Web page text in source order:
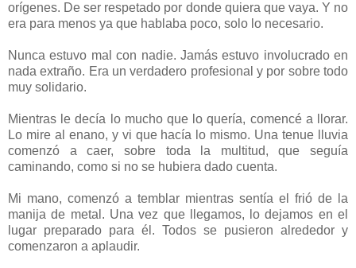
orígenes. De ser respetado por donde quiera que vaya. Y no
era para menos ya que hablaba poco, solo lo necesario.
Nunca estuvo mal con nadie. Jamás estuvo involucrado en
nada extraño. Era un verdadero profesional y por sobre todo
muy solidario.
Mientras le decía lo mucho que lo quería, comencé a llorar.
Lo mire al enano, y vi que hacía lo mismo. Una tenue lluvia
comenzó a caer, sobre toda la multitud, que seguía
caminando, como si no se hubiera dado cuenta.
Mi mano, comenzó a temblar mientras sentía el frió de la
manija de metal. Una vez que llegamos, lo dejamos en el
lugar preparado para él. Todos se pusieron alrededor y
comenzaron a aplaudir.